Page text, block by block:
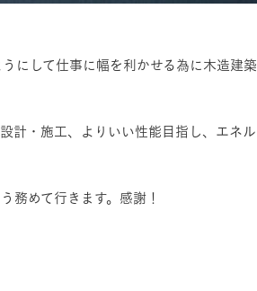
にして仕事に幅を利かせる為に木造建築
計・施工、よりいい性能目指し、エネル
務めて行きます。感謝！